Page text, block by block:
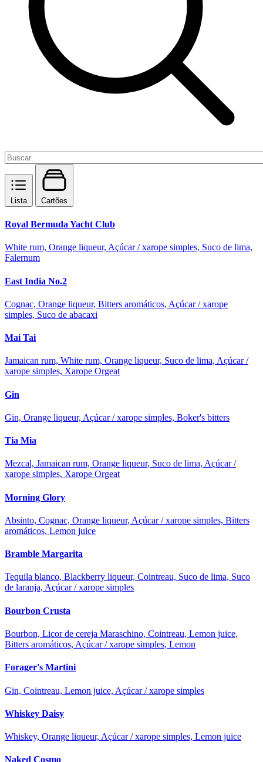
Lista Cartões
Royal Bermuda Yacht Club
White rum, Orange liqueur, Açúcar / xarope simples, Suco de lima,
Falernum
East India No.2
Cognac, Orange liqueur, Bitters aromáticos, Açúcar / xarope
simples, Suco de abacaxi
Mai Tai
Jamaican rum, White rum, Orange liqueur, Suco de lima, Açúcar /
xarope simples, Xarope Orgeat
Gin
Gin, Orange liqueur, Açúcar / xarope simples, Boker's bitters
Tia Mia
Mezcal, Jamaican rum, Orange liqueur, Suco de lima, Açúcar /
xarope simples, Xarope Orgeat
Morning Glory
Absinto, Cognac, Orange liqueur, Açúcar / xarope simples, Bitters
aromáticos, Lemon juice
Bramble Margarita
Tequila blanco, Blackberry liqueur, Cointreau, Suco de lima, Suco
de laranja, Açúcar / xarope simples
Bourbon Crusta
Bourbon, Licor de cereja Maraschino, Cointreau, Lemon juice,
Bitters aromáticos, Açúcar / xarope simples, Lemon
Forager's Martini
Gin, Cointreau, Lemon juice, Açúcar / xarope simples
Whiskey Daisy
Whiskey, Orange liqueur, Açúcar / xarope simples, Lemon juice
Naked Cosmo